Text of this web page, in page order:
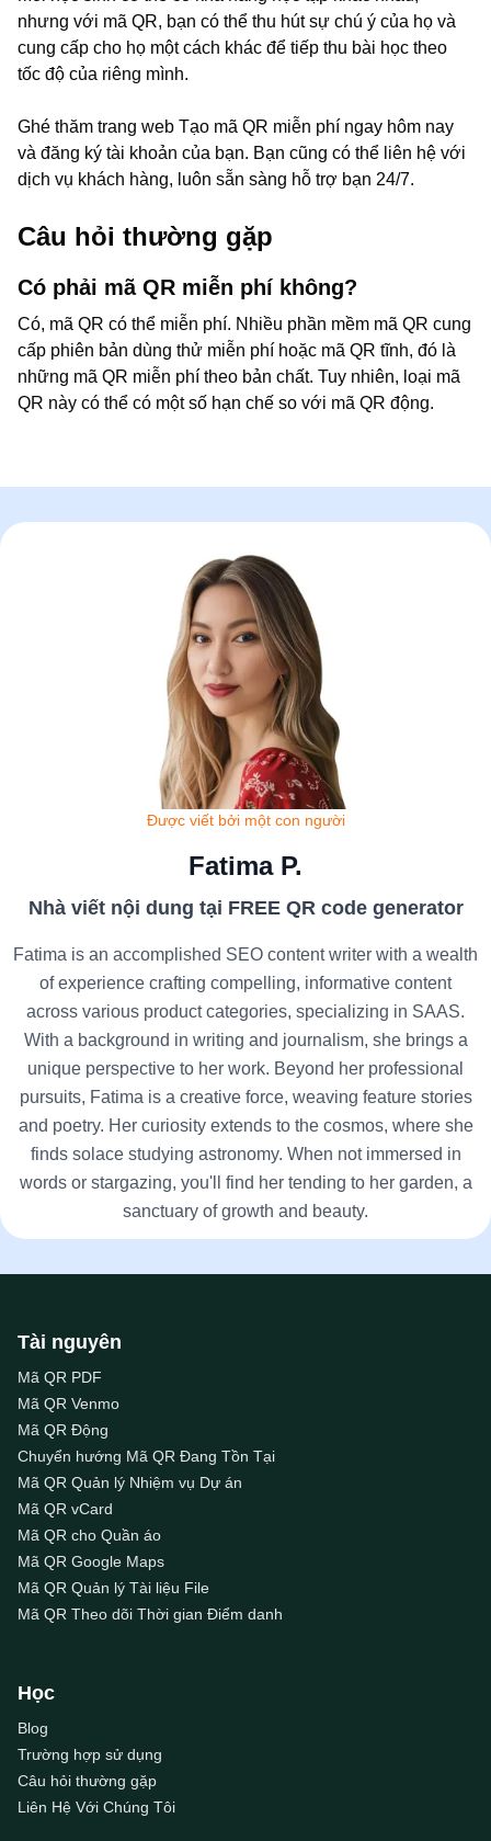
nhưng với mã QR, bạn có thể thu hút sự chú ý của họ và
cung cấp cho họ một cách khác để tiếp thu bài học theo
tốc độ của riêng mình.
Ghé thăm trang web Tạo mã QR miễn phí ngay hôm nay
và đăng ký tài khoản của bạn. Bạn cũng có thể liên hệ với
dịch vụ khách hàng, luôn sẵn sàng hỗ trợ bạn 24/7.
Câu hỏi thường gặp
Có phải mã QR miễn phí không?
Có, mã QR có thể miễn phí. Nhiều phần mềm mã QR cung
cấp phiên bản dùng thử miễn phí hoặc mã QR tĩnh, đó là
những mã QR miễn phí theo bản chất. Tuy nhiên, loại mã
QR này có thể có một số hạn chế so với mã QR động.
Được viết bởi một con người
Fatima P.
Nhà viết nội dung tại FREE QR code generator
Fatima is an accomplished SEO content writer with a wealth
of experience crafting compelling, informative content
across various product categories, specializing in SAAS.
With a background in writing and journalism, she brings a
unique perspective to her work. Beyond her professional
pursuits, Fatima is a creative force, weaving feature stories
and poetry. Her curiosity extends to the cosmos, where she
finds solace studying astronomy. When not immersed in
words or stargazing, you'll find her tending to her garden, a
sanctuary of growth and beauty.
Tài nguyên
Mã QR PDF
Mã QR Venmo
Mã QR Động
Chuyển hướng Mã QR Đang Tồn Tại
Mã QR Quản lý Nhiệm vụ Dự án
Mã QR vCard
Mã QR cho Quần áo
Mã QR Google Maps
Mã QR Quản lý Tài liệu File
Mã QR Theo dõi Thời gian Điểm danh
Học
Blog
Trường hợp sử dụng
Câu hỏi thường gặp
Liên Hệ Với Chúng Tôi